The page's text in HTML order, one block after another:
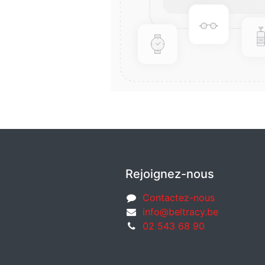
Rejoignez-nous
Contactez-nous
info@beltracy.be
02 543 68 90